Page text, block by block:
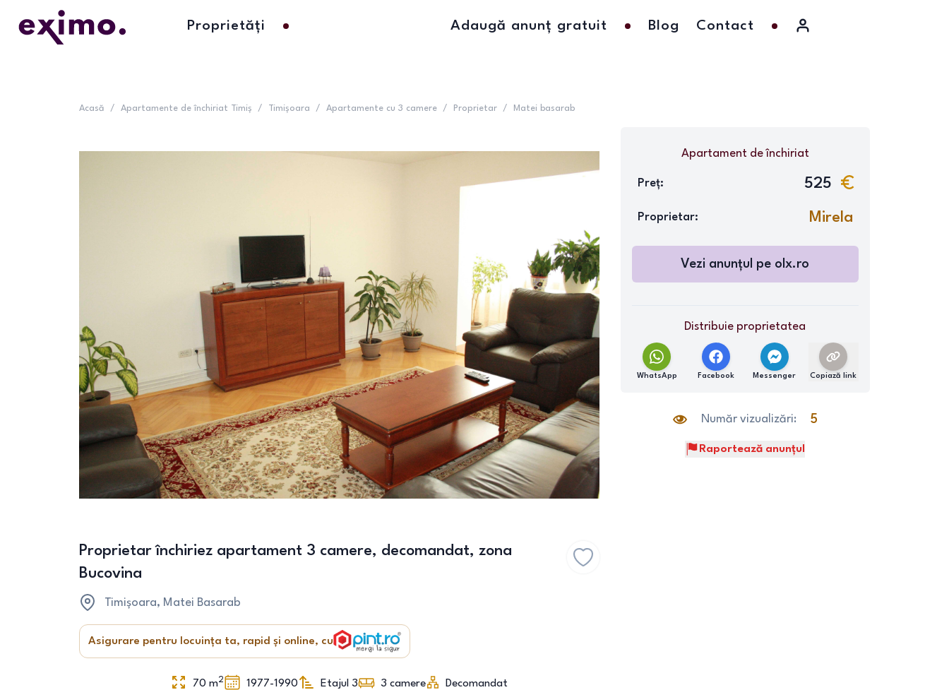
Proprietăți Adaugă anunț gratuit Blog Contact
Acasă / Apartamente de închiriat Timiș / Timișoara / Apartamente cu 3 camere / Proprietar / Matei basarab
Proprietar închiriez apartament 3 camere, decomandat, zona
Bucovina
Timișoara, Matei Basarab
Asigurare pentru locuința ta, rapid și online, cu
70 m2 1977-1990 Etajul 3 3 camere Decomandat
Apartamentde închiriat
Preț: 525
Proprietar: Mirela
Vezi anunțul pe olx.ro
Distribuie proprietatea
WhatsApp Facebook Messenger Copiază link
Număr vizualizări: 5
Raportează anunțul